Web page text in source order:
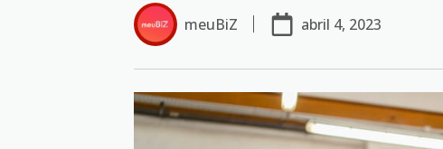
meuBiZ abril 4, 2023